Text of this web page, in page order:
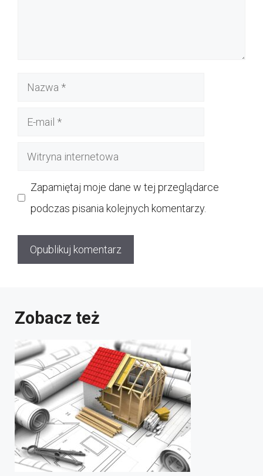
Nazwa
Witryna
Zapamiętaj moje dane w tej przeglądarce
podczas pisania kolejnych komentarzy.
Zobacz też